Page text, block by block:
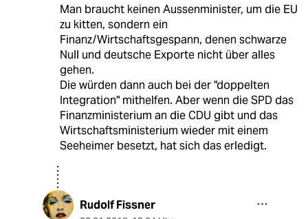
Man braucht keinen Aussenminister, um die EU
zu kitten, sondern ein
Finanz/Wirtschaftsgespann, denen schwarze
Null und deutsche Exporte nicht über alles
gehen.
Die würden dann auch bei der "doppelten
Integration" mithelfen. Aber wenn die SPD das
Finanzministerium an die CDU gibt und das
Wirtschaftsministerium wieder mit einem
Seeheimer besetzt, hat sich das erledigt.
Rudolf Fissner